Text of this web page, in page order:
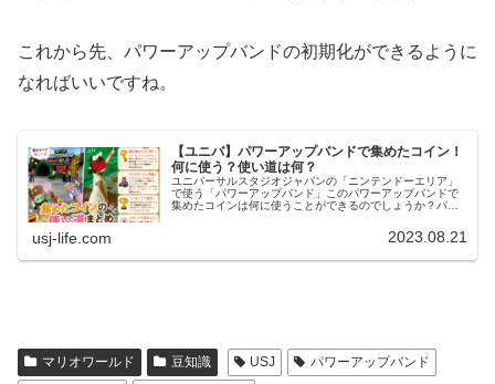
これから先、パワーアップバンドの初期化ができるように
なればいいですね。
【ユニバ】パワーアップバンドで集めたコイン！
何に使う？使い道は何？
ユニバーサルスタジオジャパンの「ニンテンドーエリア」
で使う「パワーアップバンド」このパワーアップバンドで
集めたコインは何に使うことができるのでしょうか？パワ
usj-life.com 2023.08.21
マリオワールド 豆知識 USJ
パワーアップバンド